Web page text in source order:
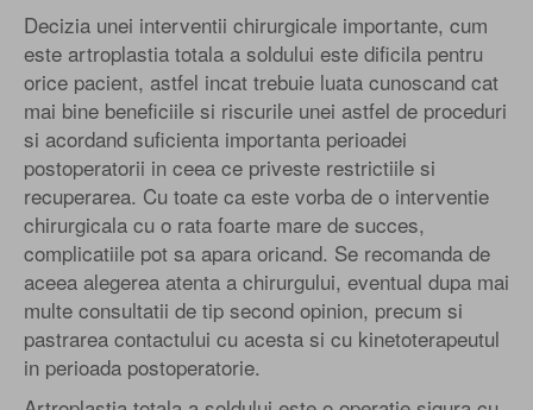
Decizia unei interventii chirurgicale importante, cum
este artroplastia totala a soldului este dificila pentru
orice pacient, astfel incat trebuie luata cunoscand cat
mai bine beneficiile si riscurile unei astfel de proceduri
si acordand suficienta importanta perioadei
postoperatorii in ceea ce priveste restrictiile si
recuperarea. Cu toate ca este vorba de o interventie
chirurgicala cu o rata foarte mare de succes,
complicatiile pot sa apara oricand. Se recomanda de
aceea alegerea atenta a chirurgului, eventual dupa mai
multe consultatii de tip second opinion, precum si
pastrarea contactului cu acesta si cu kinetoterapeutul
in perioada postoperatorie.